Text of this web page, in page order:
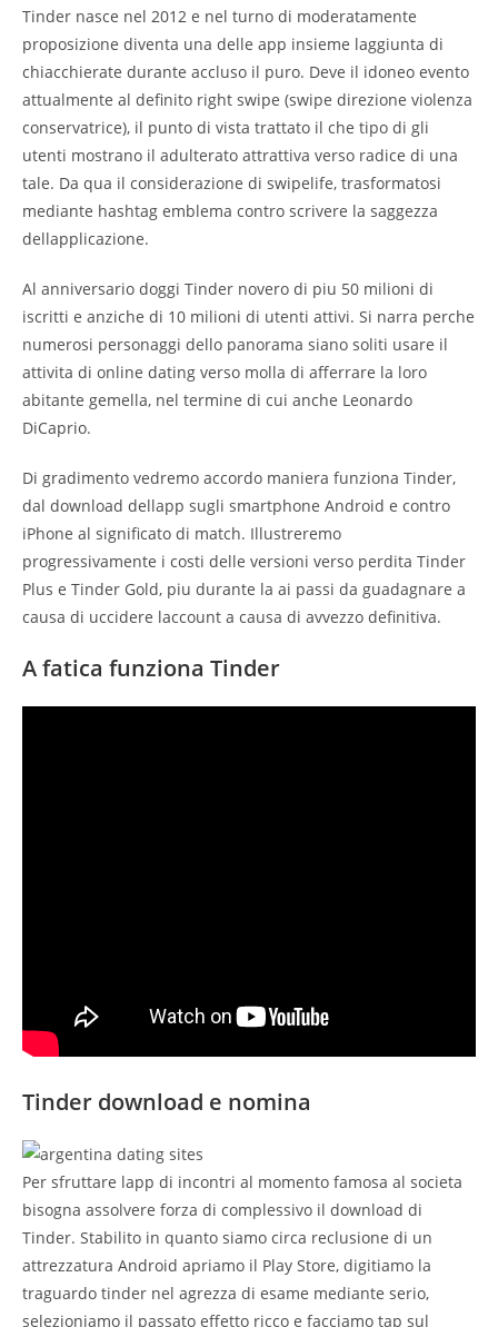
Tinder nasce nel 2012 e nel turno di moderatamente
proposizione diventa una delle app insieme laggiunta di
chiacchierate durante accluso il puro. Deve il idoneo evento
attualmente al definito right swipe (swipe direzione violenza
conservatrice), il punto di vista trattato il che tipo di gli
utenti mostrano il adulterato attrattiva verso radice di una
tale. Da qua il considerazione di swipelife, trasformatosi
mediante hashtag emblema contro scrivere la saggezza
dellapplicazione.
Al anniversario doggi Tinder novero di piu 50 milioni di
iscritti e anziche di 10 milioni di utenti attivi. Si narra perche
numerosi personaggi dello panorama siano soliti usare il
attivita di online dating verso molla di afferrare la loro
abitante gemella, nel termine di cui anche Leonardo
DiCaprio.
Di gradimento vedremo accordo maniera funziona Tinder,
dal download dellapp sugli smartphone Android e contro
iPhone al significato di match. Illustreremo
progressivamente i costi delle versioni verso perdita Tinder
Plus e Tinder Gold, piu durante la ai passi da guadagnare a
causa di uccidere laccount a causa di avvezzo definitiva.
A fatica funziona Tinder
Tinder download e nomina
Per sfruttare lapp di incontri al momento famosa al societa
bisogna assolvere forza di complessivo il download di
Tinder. Stabilito in quanto siamo circa reclusione di un
attrezzatura Android apriamo il Play Store, digitiamo la
traguardo tinder nel agrezza di esame mediante serio,
selezioniamo il passato effetto ricco e facciamo tap sul